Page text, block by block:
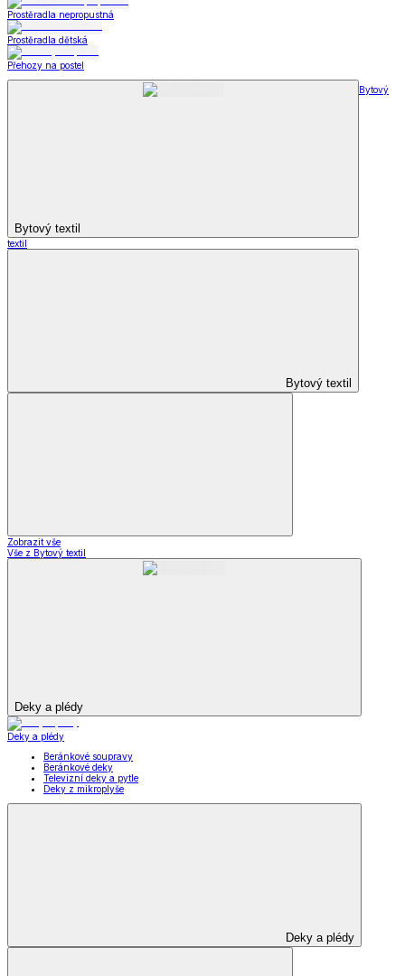
Prostěradla nepropustná
Prostěradla dětská
Přehozy na postel
Bytový textil
Bytový
textil
Bytový textil
Zobrazit vše
Vše z Bytový textil
Deky a plédy
Deky a plédy
Beránkové soupravy
Beránkové deky
Televizní deky a pytle
Deky z mikroplyše
Deky a plédy